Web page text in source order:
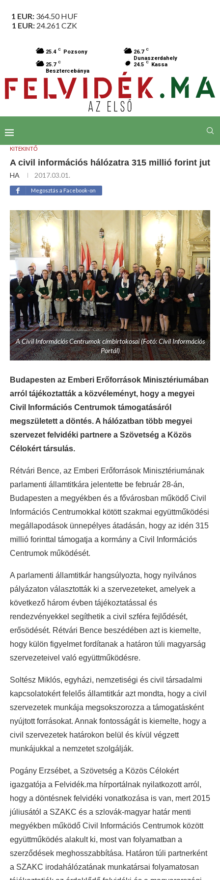
1 EUR: 364.50HUF
1 EUR: 24.261 CZK
25.4 C Pozsony 26.7 C
Dunaszerdahely
25.7 C
Besztercebánya
24.5 C Kassa
KITEKINTŐ
A civil információs hálózatra 315 millió forint jut
HA 2017.03.01.
Megosztás a Facebook-on
A Civil Információs Centrumok címbirtokosai (Fotó: Civil Információs
Portál)
Budapesten az Emberi Erőforrások Minisztériumában
arról tájékoztatták a közvéleményt, hogy a megyei
Civil Információs Centrumok támogatásáról
megszületett a döntés. A hálózatban több megyei
szervezet felvidéki partnere a Szövetség a Közös
Célokért társulás.
Rétvári Bence, az Emberi Erőforrások Minisztériumának
parlamenti államtitkára jelentette be február 28-án,
Budapesten a megyékben és a fővárosban működő Civil
Információs Centrumokkal kötött szakmai együttműködési
megállapodások ünnepélyes átadásán, hogy az idén 315
millió forinttal támogatja a kormány a Civil Információs
Centrumok működését.
A parlamenti államtitkár hangsúlyozta, hogy nyilvános
pályázaton választották ki a szervezeteket, amelyek a
következő három évben tájékoztatással és
rendezvényekkel segíthetik a civil szféra fejlődését,
erősödését. Rétvári Bence beszédében azt is kiemelte,
hogy külön figyelmet fordítanak a határon túli magyarság
szervezeteivel való együttműködésre.
Soltész Miklós, egyházi, nemzetiségi és civil társadalmi
kapcsolatokért felelős államtitkár azt mondta, hogy a civil
szervezetek munkája megsokszorozza a támogatásként
nyújtott forrásokat. Annak fontosságát is kiemelte, hogy a
civil szervezetek határokon belül és kívül végzett
munkájukkal a nemzetet szolgálják.
Pogány Erzsébet, a Szövetség a Közös Célokért
igazgatója a Felvidék.ma hírportálnak nyilatkozott arról,
hogy a döntésnek felvidéki vonatkozása is van, mert 2015
júliusától a SZAKC és a szlovák-magyar határ menti
megyékben működő Civil Információs Centrumok között
együttműködés alakult ki, most van folyamatban a
szerződések meghosszabbítása. Határon túli partnerként
a SZAKC irodahálózatának munkatársai folyamatosan